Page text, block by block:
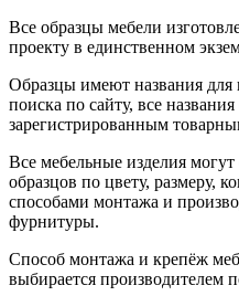
Все образцы мебели
проекту в единственном
Образцы имеют названия для
поиска по сайту, все
зарегистрированным
Все мебельные изделия
образцов по цвету, размеру,
способами монтажа и
фурнитуры.
Способ монтажа и крепёж
выбирается производителем